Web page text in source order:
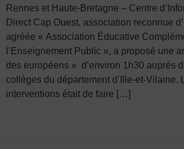
Rennes et Haute-Bretagne – Centre
Direct Cap Ouest, association reconnue
agréée « Association Éducative
l’Enseignement Public », a proposé une
des européens » d’environ 1h30 auprès
collèges du département d’Ille-et-Vilaine.
interventions était de faire […]